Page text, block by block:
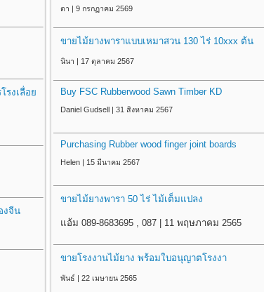
รงเลื่อย
งจีน
ตา | 9 กรกฏาคม 2569
ขายไม้ยางพาราแบบเหมาสวน 130 ไร่ 10xxx ต้น
นินา | 17 ตุลาคม 2567
Buy FSC Rubberwood Sawn Timber KD
Daniel Gudsell | 31 สิงหาคม 2567
Purchasing Rubber wood finger joint boards
Helen | 15 มีนาคม 2567
ขายไม้ยางพารา 50 ไร่ ไม้เต็มแปลง
แอ้ม 089-8683695 , 087 | 11 พฤษภาคม 2565
ขายโรงงานไม้ยาง พร้อมใบอนุญาตโรงงา
พันธ์ | 22 เมษายน 2565